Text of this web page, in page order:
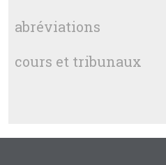
abréviations
cours et tribunaux